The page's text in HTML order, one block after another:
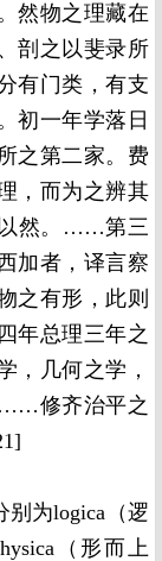
然物之理藏在
剖之以斐录所
有门类，有支
初一年学落日
之第二家。费
，而为之辨其
以然。……第三
加者，译言察
之有形，此则
年总理三年之
，几何之学，
修齐治平之
别为logica（逻
（形而上